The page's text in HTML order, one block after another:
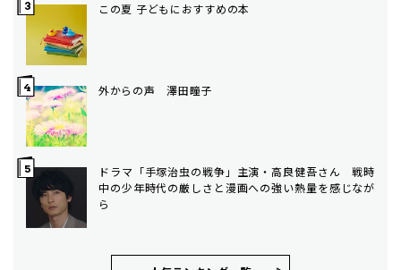
この夏 子どもにおすすめの本
外からの声 澤田瞳子
ドラマ「手塚治虫の戦争」主演・高良健吾さん 戦時
中の少年時代の厳しさと漫画への強い熱量を感じなが
ら